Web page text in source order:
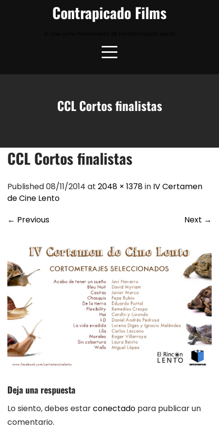
Contrapicado Films
CCL Cortos finalistas
CCL Cortos finalistas
Published 08/11/2014 at 2048 × 1378in IV Certamen
de Cine Lento
← Previous Next →
Deja una respuesta
Lo siento, debes estarconectado para publicar un
comentario.